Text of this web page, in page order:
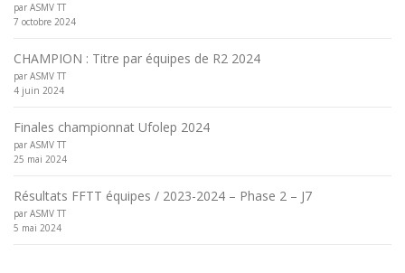
par ASMV TT
7 octobre 2024
CHAMPION : Titre par équipes de R2 2024
par ASMV TT
4 juin 2024
Finales championnat Ufolep 2024
par ASMV TT
25 mai 2024
Résultats FFTT équipes / 2023-2024 – Phase 2 – J7
par ASMV TT
5 mai 2024